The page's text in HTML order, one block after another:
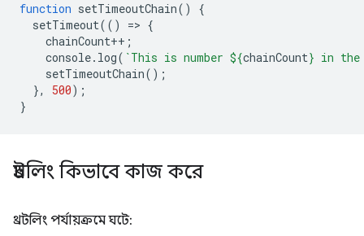
function setTimeoutChain()
{
setTimeout(() => {
chainCount++ ;
console. log( `This is number ${chainCount} in the
setTimeoutChain();
},
500);
}
থ্রটলিং কিভাবে কাজ করে
থ্রটলিং পর্যায়ক্রমে ঘটে: